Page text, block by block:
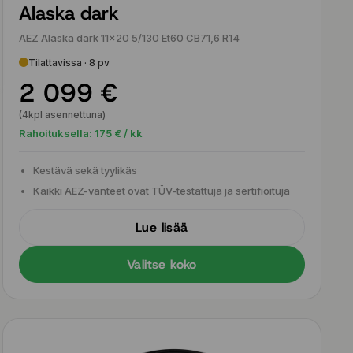
Alaska dark
AEZ Alaska dark 11x20 5/130 Et60 CB71,6 R14
Tilattavissa · 8 pv
2 099 €
(4kpl asennettuna)
Rahoituksella: 175€ / kk
Kestävä sekä tyylikäs
Kaikki AEZ-vanteet ovat TÜV-testattuja ja sertifioituja
Lue lisää
Valitse koko